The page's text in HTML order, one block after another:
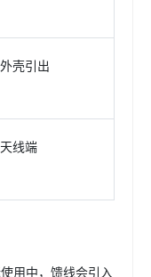
外壳引出
天线端
用中，馈线会引入